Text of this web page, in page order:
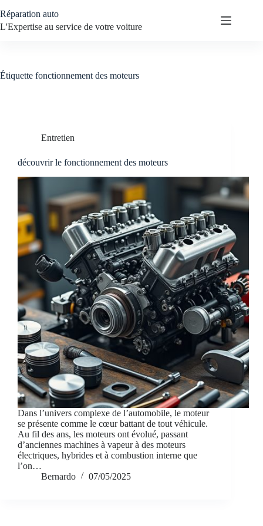
au
contenu
Réparation auto
L'Expertise au service de votre voiture
Étiquette fonctionnement des moteurs
Entretien
découvrir le fonctionnement des moteurs
Dans l’univers complexe de l’automobile, le moteur
se présente comme le cœur battant de tout véhicule.
Au fil des ans, les moteurs ont évolué, passant
d’anciennes machines à vapeur à des moteurs
électriques, hybrides et à combustion interne que
l’on…
Bernardo
07/05/2025